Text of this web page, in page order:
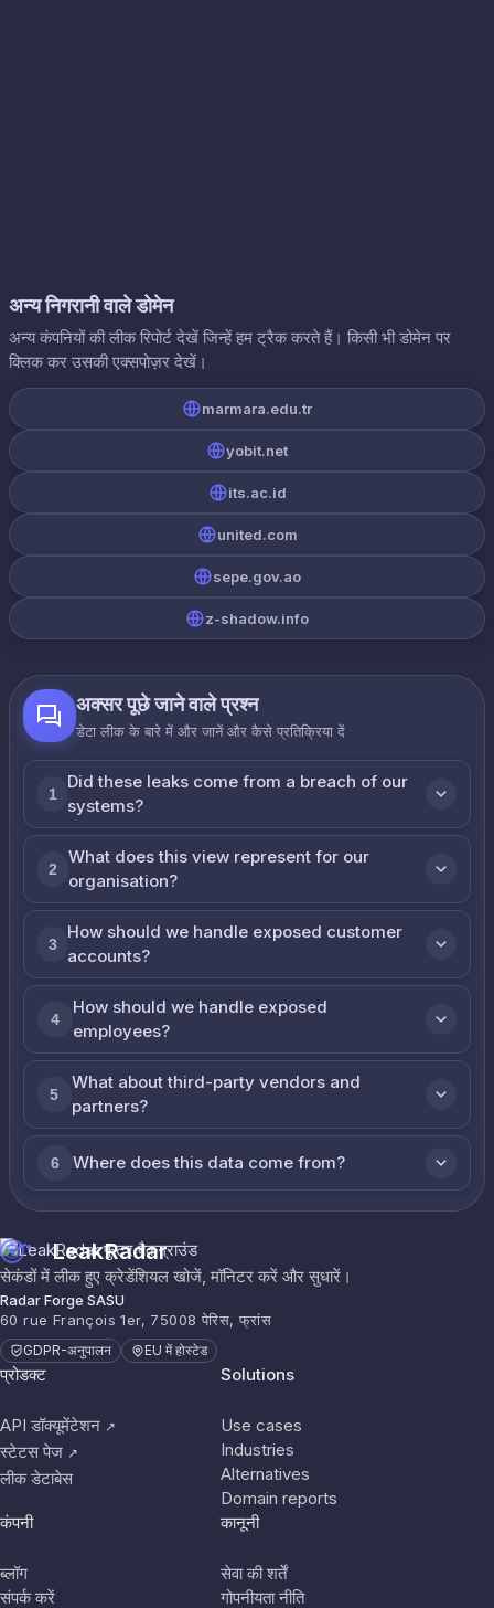
अन्य निगरानी वाले डोमेन
अन्य कंपनियों की लीक रिपोर्ट देखें जिन्हें हम ट्रैक करते हैं। किसी भी डोमेन पर
क्लिक कर उसकी एक्सपोज़र देखें।
marmara.edu.tr
yobit.net
its.ac.id
united.com
sepe.gov.ao
z-shadow.info
अक्सर पूछे जाने वाले प्रश्न
डेटा लीक के बारे में और जानें और कैसे प्रतिक्रिया दें
1
Did these leaks come from a breach of our
systems?
2
What does this view represent for our
organisation?
3
How should we handle exposed customer
accounts?
4
How should we handle exposed
employees?
5
What about third-party vendors and
partners?
6 Where does this data come from?
LeakRadar
सेकंडों में लीक हुए क्रेडेंशियल खोजें, मॉनिटर करें और सुधारें।
Radar Forge SASU
60 rue François 1er, 75008 पेरिस, फ्रांस
GDPR-अनुपालन EU में होस्टेड
प्रोडक्ट
API डॉक्यूमेंटेशन ↗
स्टेटस पेज ↗
लीक डेटाबेस
Solutions
Use cases
Industries
Alternatives
Domain reports
कंपनी
ब्लॉग
संपर्क करें
कानूनी
सेवा की शर्तें
गोपनीयता नीति